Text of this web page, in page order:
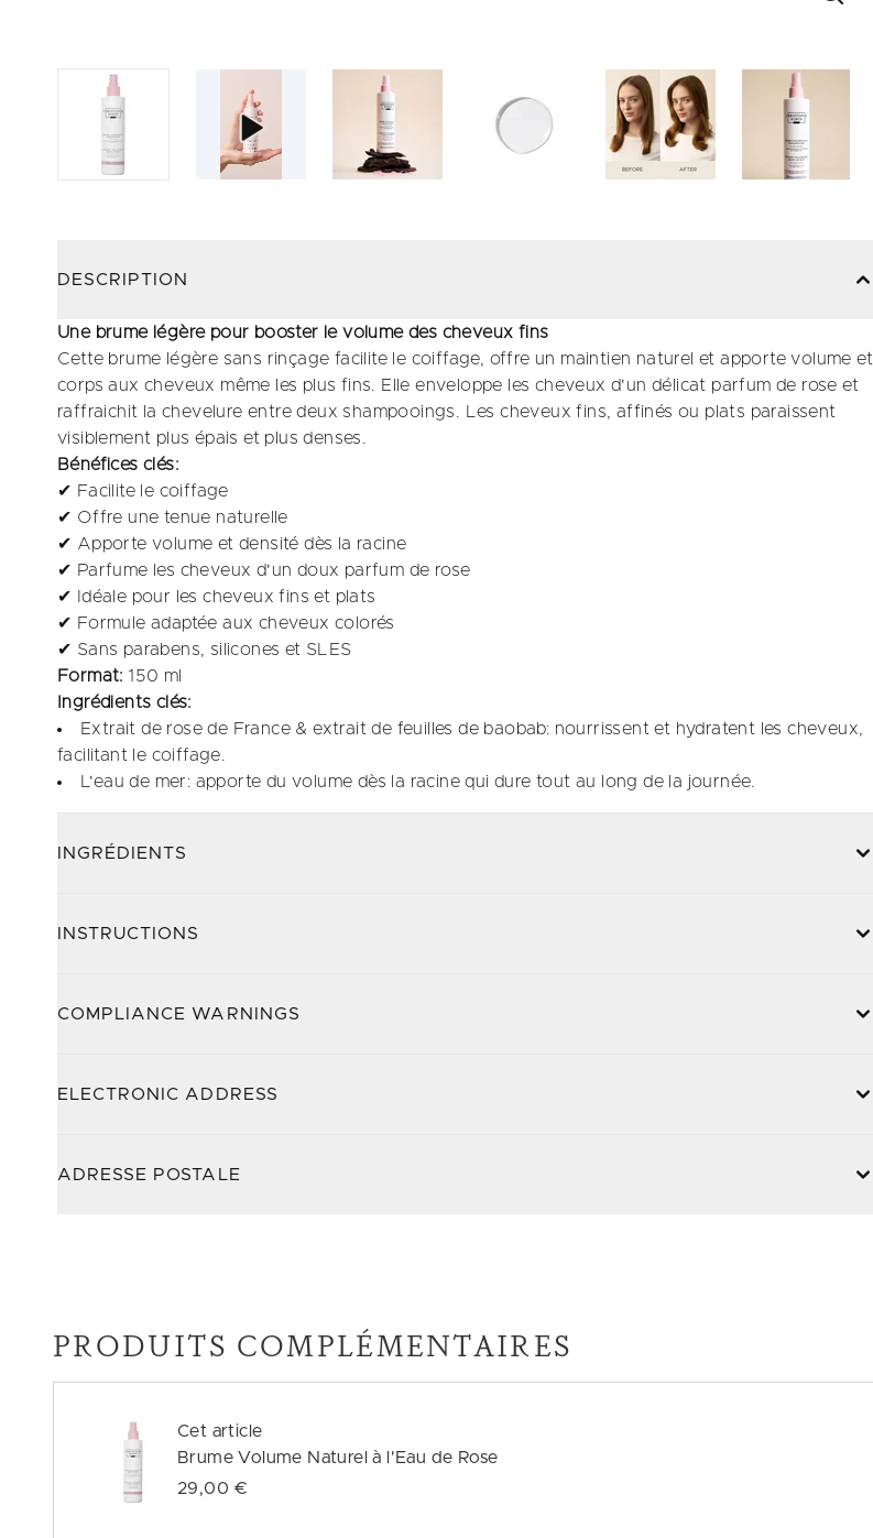
DESCRIPTION
Une brume légère pour booster le volume des cheveux fins
Cette brume légère sans rinçage facilite le coiffage, offre un maintien naturel et apporte volume et
corps aux cheveux même les plus fins. Elle enveloppe les cheveux d'un délicat parfum de rose et
raffraichit la chevelure entre deux shampooings. Les cheveux fins, affinés ou plats paraissent
visiblement plus épais et plus denses.
Bénéfices clés:
✔ Facilite le coiffage
✔ Offre une tenue naturelle
✔ Apporte volume et densité dès la racine
✔ Parfume les cheveux d'un doux parfum de rose
✔ Idéale pour les cheveux fins et plats
✔ Formule adaptée aux cheveux colorés
✔ Sans parabens, silicones et SLES
Format: 150 ml
Ingrédients clés:
Extrait de rose de France & extrait de feuilles de baobab: nourrissent et hydratent les cheveux,
facilitant le coiffage.
L'eau de mer: apporte du volume dès la racine qui dure tout au long de la journée.
INGRÉDIENTS
INSTRUCTIONS
COMPLIANCE WARNINGS
ELECTRONIC ADDRESS
ADRESSE POSTALE
PRODUITS COMPLÉMENTAIRES
Cet article
Brume Volume Naturel à l'Eau de Rose
29,00 €